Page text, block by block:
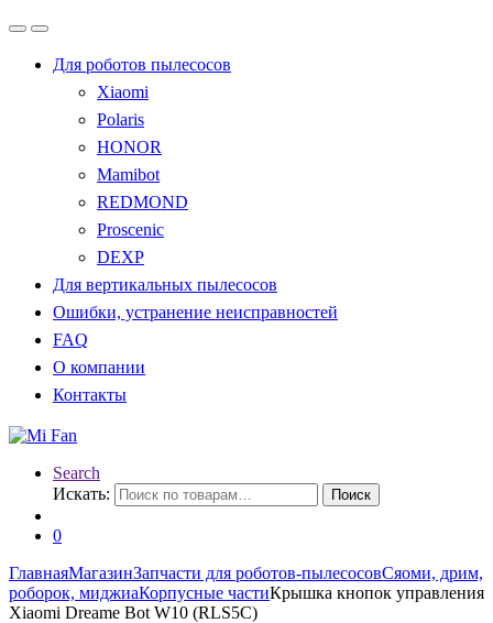
Для роботов пылесосов
Xiaomi
Polaris
HONOR
Mamibot
REDMOND
Proscenic
DEXP
Для вертикальных пылесосов
Ошибки, устранение неисправностей
FAQ
О компании
Контакты
Search
Искать:
Поиск
0
ГлавнаяМагазинЗапчасти для роботов-пылесосовСяоми, дрим,
роборок, миджиаКорпусные частиКрышка кнопок управления
Xiaomi Dreame Bot W10 (RLS5C)